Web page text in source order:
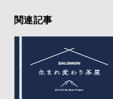
関連記事